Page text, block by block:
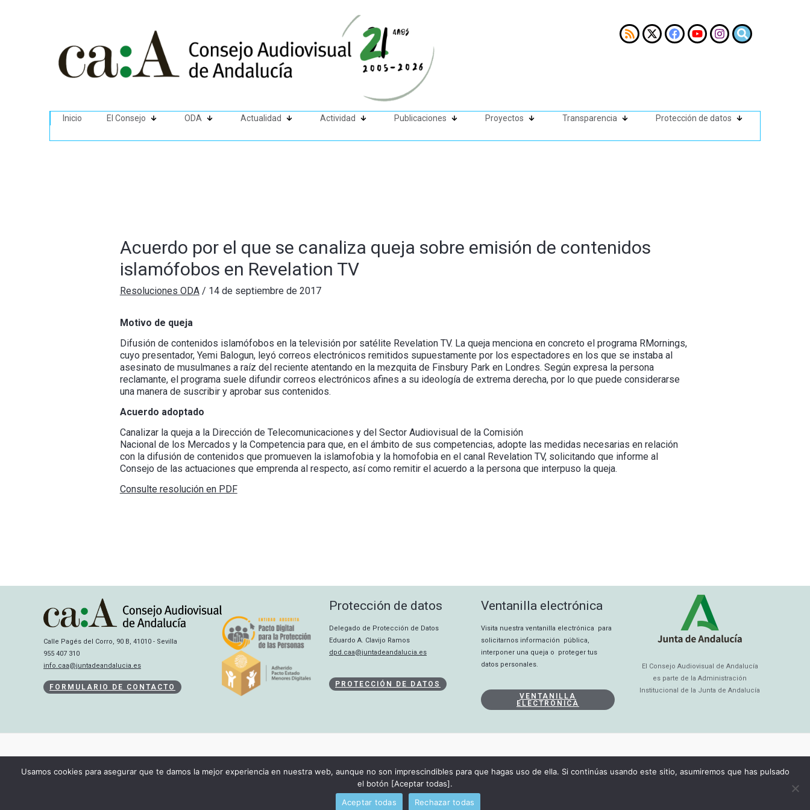
Inicio El Consejo ODA Actualidad Actividad Publicaciones Proyectos Transparencia Protección de datos
Acuerdo por el que se canaliza queja sobre emisión de contenidos
islamófobos en Revelation TV
Resoluciones ODA/ 14 de septiembre de 2017
Motivo de queja
Difusión de contenidos islamófobos en la televisión por satélite Revelation TV. La queja menciona en concreto el programa RMornings,
cuyo presentador, Yemi Balogun, leyó correos electrónicos remitidos supuestamente por los espectadores en los que se instaba al
asesinato de musulmanes a raíz del reciente atentando en la mezquita de Finsbury Park en Londres. Según expresa la persona
reclamante, el programa suele difundir correos electrónicos afines a su ideología de extrema derecha, por lo que puede considerarse
una manera de suscribir y aprobar sus contenidos.
Acuerdo adoptado
Canalizar la queja a la Dirección de Telecomunicaciones y del Sector Audiovisual de la Comisión
Nacional de los Mercados y la Competencia para que, en el ámbito de sus competencias, adopte las medidas necesarias en relación
con la difusión de contenidos que promueven la islamofobia y la homofobia en el canal Revelation TV, solicitando que informe al
Consejo de las actuaciones que emprenda al respecto, así como remitir el acuerdo a la persona que interpuso la queja.
Consulte resolución en PDF
Calle Pagés del Corro, 90 B, 41010 - Sevilla
955 407 310
info.caa@juntadeandalucia.es
FORMULARIO DE CONTACTO
Protección de datos
Delegado de Protección de Datos
Eduardo A. Clavijo Ramos
dpd.caa@juntadeandalucia.es
PROTECCIÓN DE DATOS
Ventanilla electrónica
Visita nuestra ventanilla electrónica para
solicitarnos información pública,
interponer una queja o proteger tus
datos personales.
VENTANILLA
ELECTRÓNICA
El Consejo Audiovisual de Andalucía
es parte de la Administración
Institucional de la Junta de Andalucía
CANAL INTERNO
DECLARACIÓN DE ACCESIBILIDAD
Copyright © 2026 Consejo Audiovisual de Andalucía
Usamos cookies para asegurar que te damos la mejor experiencia en nuestra web, aunque no son imprescindibles para que hagas uso de ella. Si continúas usando este sitio, asumiremos que has pulsado
el botón [Aceptar todas].
Aceptar todas
Rechazar todas